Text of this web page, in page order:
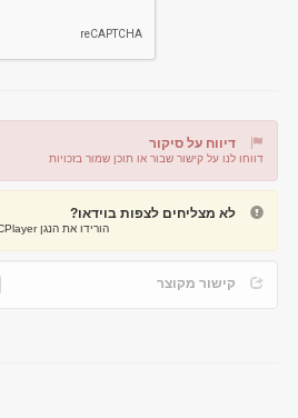
דיווח על סיקור
דווחו לנו על קישור שבור או תוכן שמור בזכויות
דיווח על קישור שבור
לא מצליחים לצפות בוידאו?
הורידו את הנגן VCPlayer
קישור מקוצר